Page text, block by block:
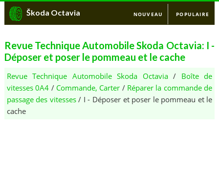
Škoda Octavia NOUVEAU POPULAIRE
Revue Technique Automobile Skoda Octavia: I -
Déposer et poser le pommeau et le cache
Revue Technique Automobile Skoda Octavia/ Boîte de
vitesses 0A4 / Commande, Carter / Réparer la commande de
passage des vitesses/ I - Déposer et poser le pommeau et le
cache